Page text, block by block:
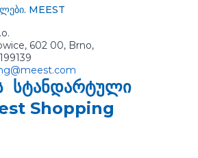
MEEST
602 00, Brno,
სტანდარტული
Shopping